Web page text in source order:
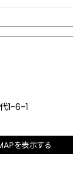
1-6-1
を表示する